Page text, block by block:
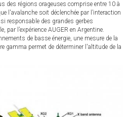
des régions orageuses comprise entre 10 à
l'avalanche soit déclenchée par l’interaction
responsable des grandes gerbes
par l’expérience AUGER en Argentine.
de basse énergie, une mesure de la
gamma permet de déterminer l'altitude de la